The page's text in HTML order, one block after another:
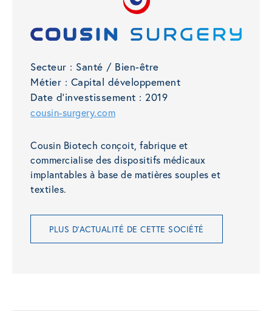
Secteur : Santé / Bien-être
Métier : Capital développement
Date d'investissement : 2019
cousin-surgery.com
Cousin Biotech conçoit, fabrique et
commercialise des dispositifs médicaux
implantables à base de matières souples et
textiles.
PLUS D'ACTUALITÉ DE CETTE SOCIÉTÉ